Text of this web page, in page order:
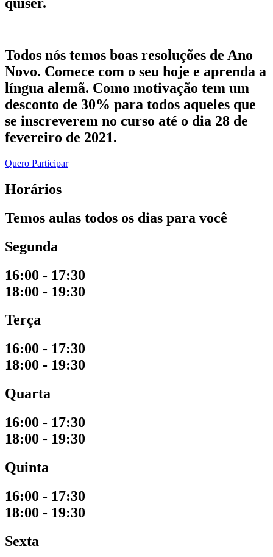
Todos nós temos boas resoluções de Ano
Novo. Comece com o seu hoje e aprenda a
língua alemã. Como motivação tem um
desconto de 30% para todos aqueles que
se inscreverem no curso até o dia 28 de
fevereiro de 2021.
Quero Participar
Horários
Temos aulas todos os dias para você
Segunda
16:00 - 17:30
18:00 - 19:30
Terça
16:00 - 17:30
18:00 - 19:30
Quarta
16:00 - 17:30
18:00 - 19:30
Quinta
16:00 - 17:30
18:00 - 19:30
Sexta